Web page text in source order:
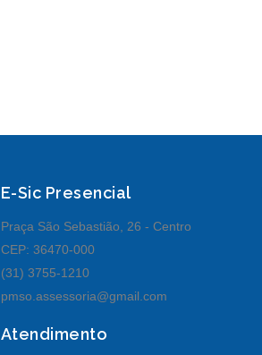
E-Sic Presencial
Praça São Sebastião, 26 - Centro
CEP: 36470-000
(31) 3755-1210
pmso.assessoria@gmail.com
Atendimento